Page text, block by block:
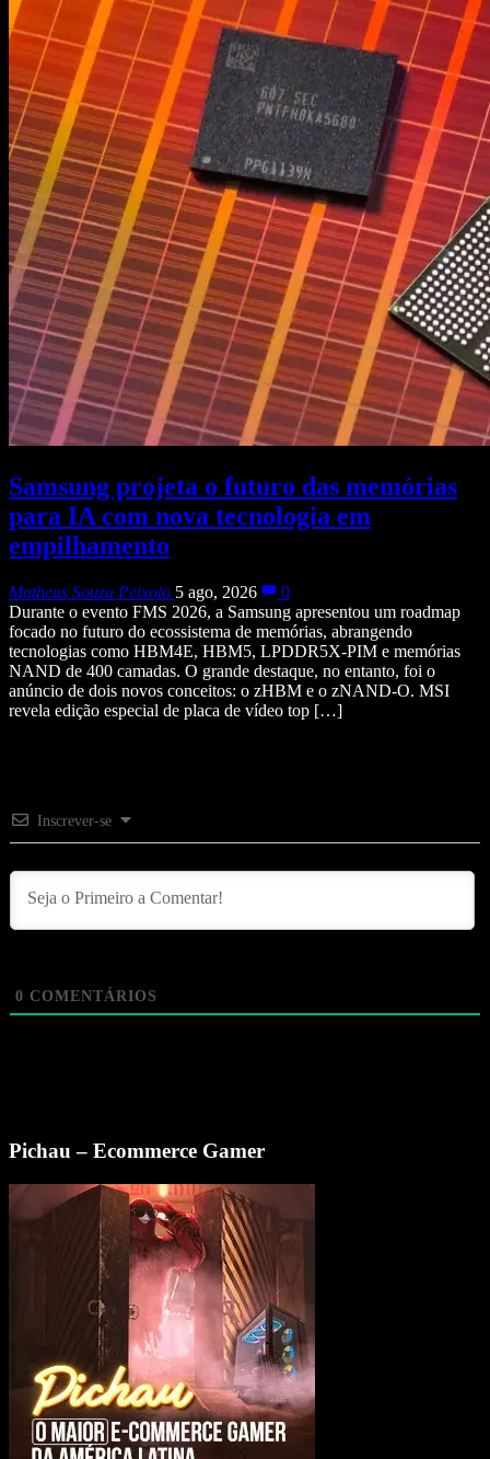
Samsung projeta o futuro das memórias
para IA com nova tecnologia em
empilhamento
Matheus Souza Peixoto 5 ago, 2026
0
Durante o evento FMS 2026, a Samsung apresentou um roadmap
focado no futuro do ecossistema de memórias, abrangendo
tecnologias como HBM4E, HBM5, LPDDR5X-PIM e memórias
NAND de 400 camadas. O grande destaque, no entanto, foi o
anúncio de dois novos conceitos: o zHBM e o zNAND-O. MSI
revela edição especial de placa de vídeo top […]
Inscrever-se
0 COMENTÁRIOS
Pichau – Ecommerce Gamer